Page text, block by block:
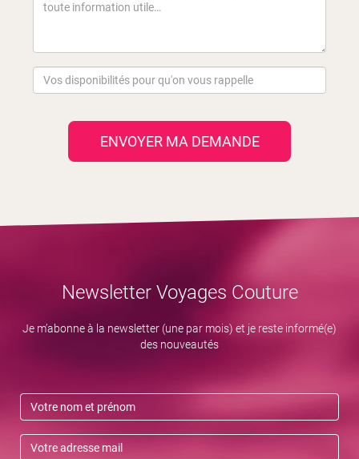
ENVOYER MA DEMANDE
Newsletter Voyages Couture
Je m’abonne à la newsletter (une par mois) et je reste informé(e)
des nouveautés